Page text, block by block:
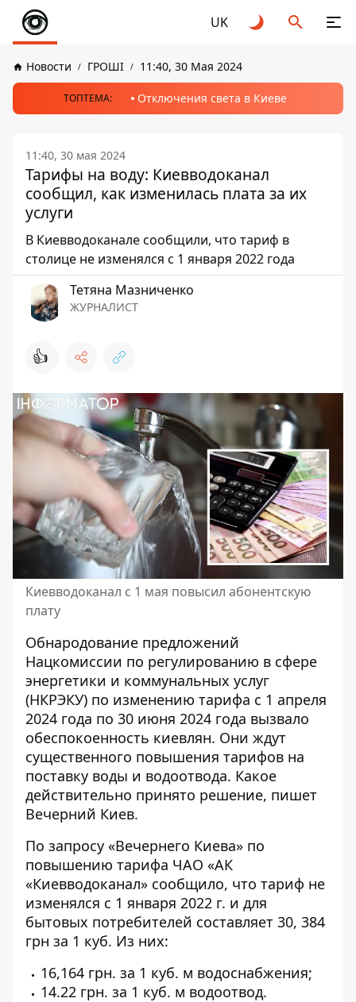
UK
Новости ГРОШІ 11:40, 30 Мая 2024
ТОПТЕМА: Отключения света в Киеве
11:40, 30 мая 2024
Тарифы на воду: Киевводоканал
сообщил, как изменилась плата за их
услуги
В Киевводоканале сообщили, что тариф в
столице не изменялся с 1 января 2022 года
Тетяна Мазниченко
ЖУРНАЛИСТ
👍
Киевводоканал с 1 мая повысил абонентскую
плату
Обнародование предложений
Нацкомиссии по регулированию в сфере
энергетики и коммунальных услуг
(НКРЭКУ) по изменению тарифа с 1 апреля
2024 года по 30 июня 2024 года вызвало
обеспокоенность киевлян. Они ждут
существенного повышения тарифов на
поставку воды и водоотвода. Какое
действительно принято решение, пишет
Вечерний Киев.
По запросу «Вечернего Киева» по
повышению тарифа ЧАО «АК
«Киевводоканал» сообщило, что тариф не
изменялся с 1 января 2022 г. и для
бытовых потребителей составляет 30, 384
грн за 1 куб. Из них:
16,164 грн. за 1 куб. м водоснабжения;
14.22 грн. за 1 куб. м водоотвод.